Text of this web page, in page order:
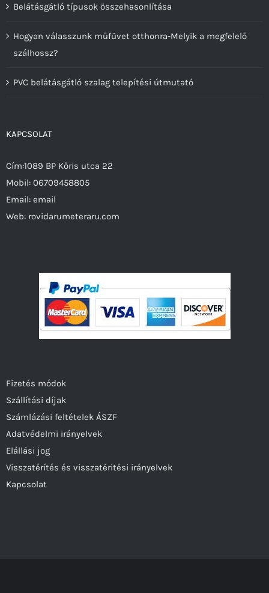
Belátásgátló típusok összehasonlítása
Hogyan válasszunk műfüvet otthonra-Melyik a megfelelő
szálhossz?
PVC belátásgátló szalag telepítési útmutató
KAPCSOLAT
Cím:1089 BP Kőris utca 22
Mobil: 06709458805
Email: email
Web: rovidarumeteraru.com
Fizetés módok
Szállítási díjak
Számlázási feltételek ÁSZF
Adatvédelmi irányelvek
Elállási jog
Visszatérítés és visszatéritési irányelvek
Kapcsolat